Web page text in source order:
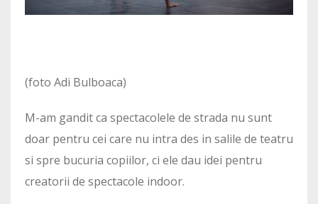
(foto Adi Bulboaca)
M-am gandit ca spectacolele de strada nu sunt
doar pentru cei care nu intra des in salile de teatru
si spre bucuria copiilor, ci ele dau idei pentru
creatorii de spectacole indoor.